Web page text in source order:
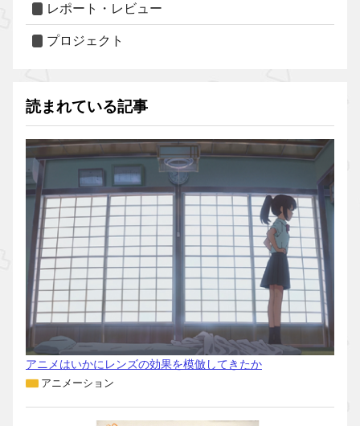
レポート・レビュー
プロジェクト
読まれている記事
アニメはいかにレンズの効果を模倣してきたか
アニメーション